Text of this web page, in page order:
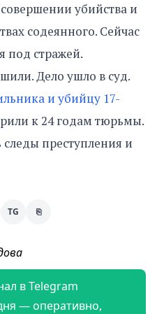
убийства и
содеянного. Сейчас
под стражей.
Дело ушло в суд.
и убийцу 17-
к 24 годам тюрьмы.
преступления и
TG ⎘
в Telegram
— оперативно,